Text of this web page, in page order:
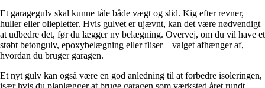
Et garagegulv skal kunne tåle både vægt og slid. Kig efter revner,
huller eller oliepletter. Hvis gulvet er ujævnt, kan det være nødvendigt
at udbedre det, før du lægger ny belægning. Overvej, om du vil have et
støbt betongulv, epoxybelægning eller fliser – valget afhænger af,
hvordan du bruger garagen.
Et nyt gulv kan også være en god anledning til at forbedre isoleringen,
især hvis du planlægger at bruge garagen som værksted året rundt.